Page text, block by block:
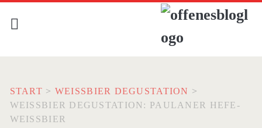
START > WEISSBIER DEGUSTATION
>
WEISSBIER DEGUSTATION: PAULANER HEFE-W
EISSBIER